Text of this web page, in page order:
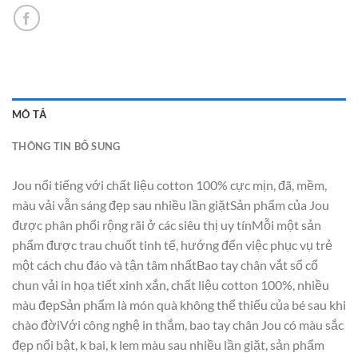
MÔ TẢ
THÔNG TIN BỔ SUNG
Jou nổi tiếng với chất liệu cotton 100% cực mịn, đã, mềm,
màu vải vẫn sáng đẹp sau nhiều lần giặtSản phẩm của Jou
được phân phối rộng rãi ở các siêu thị uy tínMỗi một sản
phẩm được trau chuốt tinh tế, hướng đến việc phục vụ trẻ
một cách chu đáo và tận tâm nhấtBao tay chân vắt sổ cổ
chun vải in họa tiết xinh xắn, chất liệu cotton 100%, nhiều
màu đẹpSản phẩm là món quà không thể thiếu của bé sau khi
chào đờiVới công nghệ in thắm, bao tay chân Jou có màu sắc
đẹp nổi bật, k bai, k lem màu sau nhiều lần giặt, sản phẩm